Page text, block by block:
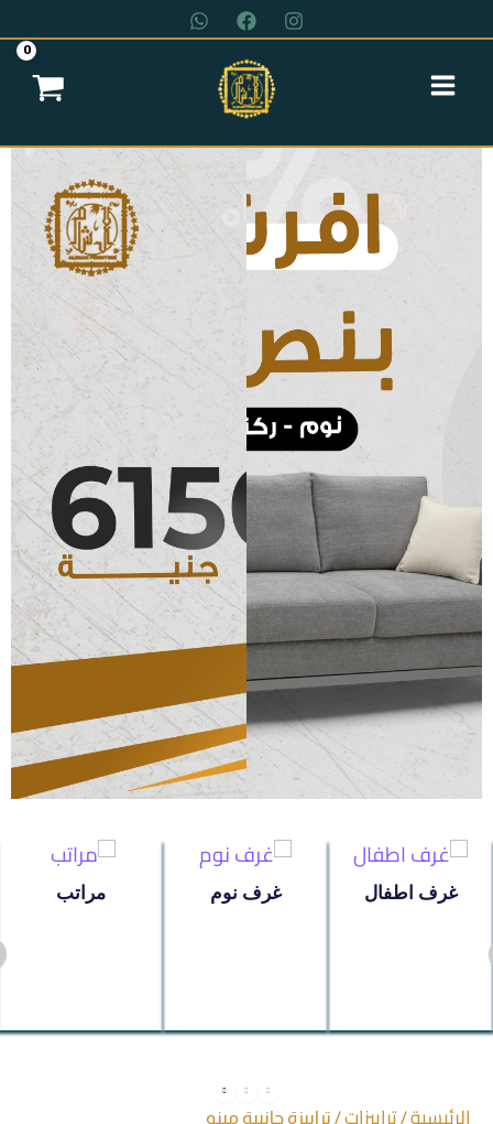
إلى
المحتوى
غرف اطفال غرف نوم مراتب
/ / ترابيزة جانبية مينو
عروض سريه
عن الشركة
تواصل معنا
اتمام الطلب
انتريه
ترابيزات
جزامات
سفره
غرف نوم
مراتب